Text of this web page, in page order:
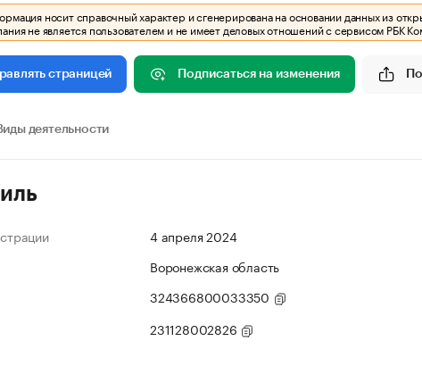
носит справочный характер и сгенерирована на основании данных из
не является пользователем и не имеет деловых отношений с сервисом РБК
страницей Подписаться на изменения
деятельности
4 апреля 2024
Воронежская область
324366800033350
231128002826